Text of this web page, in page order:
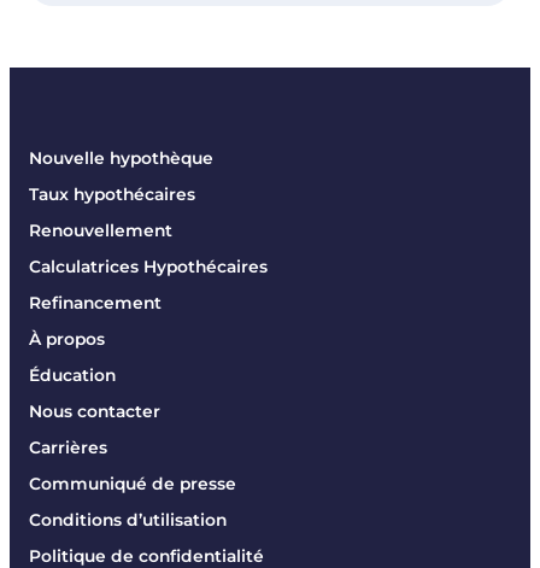
Nouvelle hypothèque
Taux hypothécaires
Renouvellement
Calculatrices Hypothécaires
Refinancement
À propos
Éducation
Nous contacter
Carrières
Communiqué de presse
Conditions d’utilisation
Politique de confidentialité